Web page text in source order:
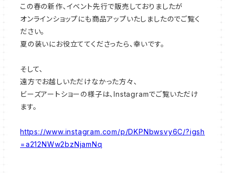
この春の新作、イベント先行で販売しておりましたが
オンラインショップにも商品アップいたしましたのでご覧く
ださい。
夏の装いにお役立ててくださったら、幸いです。
そして、
遠方でお越しいただけなかった方々、
ビーズアートショーの様子は、Instagramでご覧いただけ
ます。
https://www.instagram.com/p/DKPNbwsvy6C/?igsh
=a212NWw2bzNjamNq